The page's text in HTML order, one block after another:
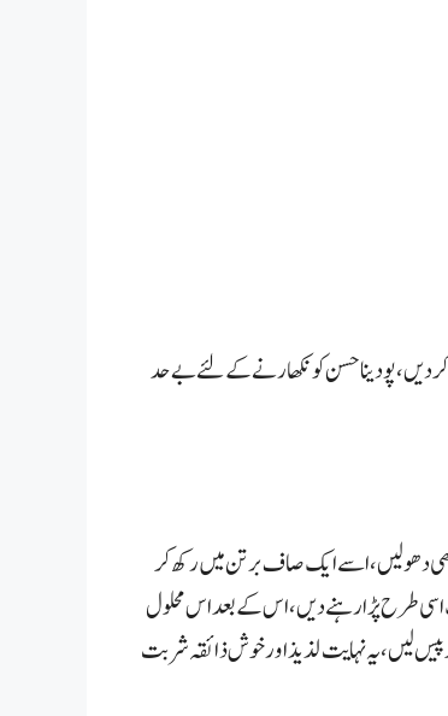
کردیں،پودینا حسن کو نکھارنے کے لئے بے حد
دھولیں، اسے ایک صاف برتن میں رکھ کر
اسی طرح پڑا رہنے دیں، اس کے بعد اس محلول
لیں، یہ نہایت لذیذ اور خوش ذائقہ شربت